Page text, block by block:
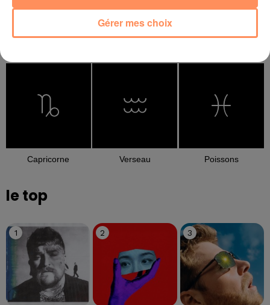
Capricorne Verseau Poissons
le top
1 2 3
Gérer mes choix